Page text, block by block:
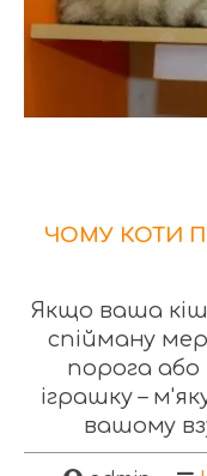
ЧОМУ КОТИ
Якщо ваша
спійману
порога або
іграшку –
вашому